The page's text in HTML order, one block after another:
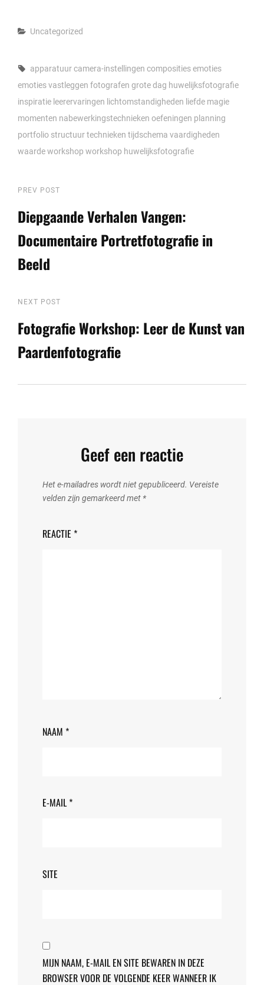
Categories
Uncategorized
Tags,
apparatuurcamera-instellingen compositiesemoties
emoties vastleggen fotografen grote dag huwelijksfotografie
inspiratie leerervaringen lichtomstandigheden liefde magie
momenten nabewerkingstechnieken oefeningen planning
portfolio structuurtechnieken tijdschema vaardigheden
waardeworkshop workshop huwelijksfotografie
Berichtnavigatie
Previous
Post
PREV POST
Diepgaande Verhalen Vangen:
Documentaire Portretfotografie in
Beeld
Next
Post
NEXT POST
Fotografie Workshop: Leer de Kunst van
Paardenfotografie
Geef een reactie
Het e-mailadres wordt niet gepubliceerd. Vereiste
velden zijn gemarkeerd met *
REACTIE *
NAAM *
E-MAIL*
SITE
MIJN NAAM, E-MAIL EN SITE BEWAREN IN DEZE
BROWSER VOOR DE VOLGENDE KEER WANNEER IK